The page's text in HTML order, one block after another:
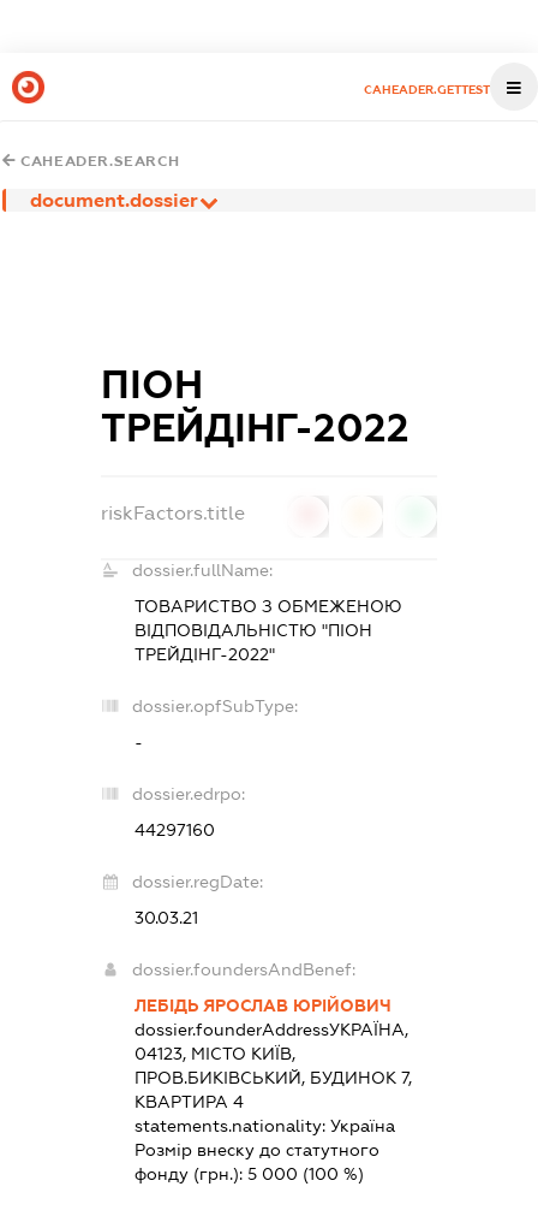
CAHEADER.GETTEST
CAHEADER.SEARCH
document.dossier
ПІОН
ТРЕЙДІНГ-2022
riskFactors.title
dossier.fullName:
ТОВАРИСТВО З ОБМЕЖЕНОЮ
ВІДПОВІДАЛЬНІСТЮ "ПІОН
ТРЕЙДІНГ-2022"
dossier.opfSubType:
-
dossier.edrpo:
44297160
dossier.regDate:
30.03.21
dossier.foundersAndBenef:
ЛЕБІДЬ ЯРОСЛАВ ЮРІЙОВИЧ
dossier.founderAddressУКРАЇНА,
04123, МІСТО КИЇВ,
ПРОВ.БИКІВСЬКИЙ, БУДИНОК 7,
КВАРТИРА 4
statements.nationality:Україна
Розмір внеску до статутного
фонду (грн.):5 000 (100 %)